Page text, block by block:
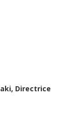
Directrice